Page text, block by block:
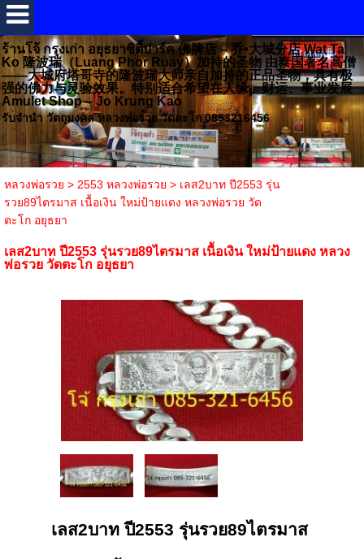
ร้านโจ้ กรุงเก่า อยุธยาซิตี้ปาร์ค 佛牌店 – 乔•大城分店 Wat Ta
Ko 隆波瑞（Luang Phor Ruay）加持的圣物 由泰国著名高僧
——大城府塔哥寺的隆波瑞大师亲自加持的正品圣物，具有极
强的佛力与灵验效果。特别适合希望在人缘、财运、事业发展
Amulet Shop – Jo Krung Kao
รับจำนำ วัตถุมงคล หลวงพ่อรวย วัดตะโก 0853216456
หลวงพ่อรวย > 2553 หลวงพ่อรวย > เลส2บาท ปี2553 รุ่น
รวย89ไตรมาส เนื้อเงิน ใหม่ป้ายแดง หลวงพ่อรวย วัด
ตะโก อยุธยา
เลส2บาท ปี2553 รุ่นรวย89ไตรมาส เนื้อเงิน ใหม่ป้ายแดง หลวง
พ่อรวย วัดตะโก อยุธยา
เลส2บาท ปี2553 รุ่นรวย89ไตรมาส